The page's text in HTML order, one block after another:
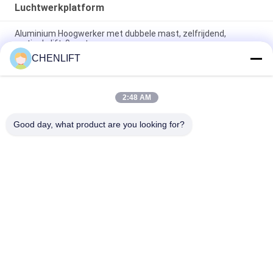
Luchtwerkplatform
Aluminium Hoogwerker met dubbele mast, zelfrijdend,
verticale lift, 9 meter
10 meter hoog luchtwerkplatform met dubbele masten
Hydraulische verticale lifttafel
Aluminium Type Hoogwerker met Hefhoogte 14m
CHENLIFT
2:48 AM
Good day, what product are you looking for?